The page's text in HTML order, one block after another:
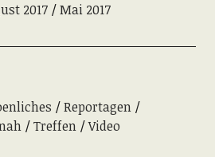
2017 Mai 2017
Reportagen
Treffen Video